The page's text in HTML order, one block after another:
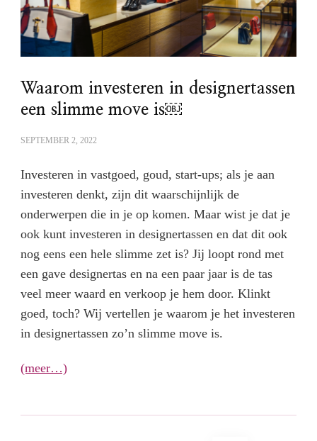
Waarom investeren in designertassen
een slimme move is￼
SEPTEMBER 2, 2022
Investeren in vastgoed, goud, start-ups; als je aan
investeren denkt, zijn dit waarschijnlijk de
onderwerpen die in je op komen. Maar wist je dat je
ook kunt investeren in designertassen en dat dit ook
nog eens een hele slimme zet is? Jij loopt rond met
een gave designertas en na een paar jaar is de tas
veel meer waard en verkoop je hem door. Klinkt
goed, toch? Wij vertellen je waarom je het investeren
in designertassen zo’n slimme move is.
(meer…)